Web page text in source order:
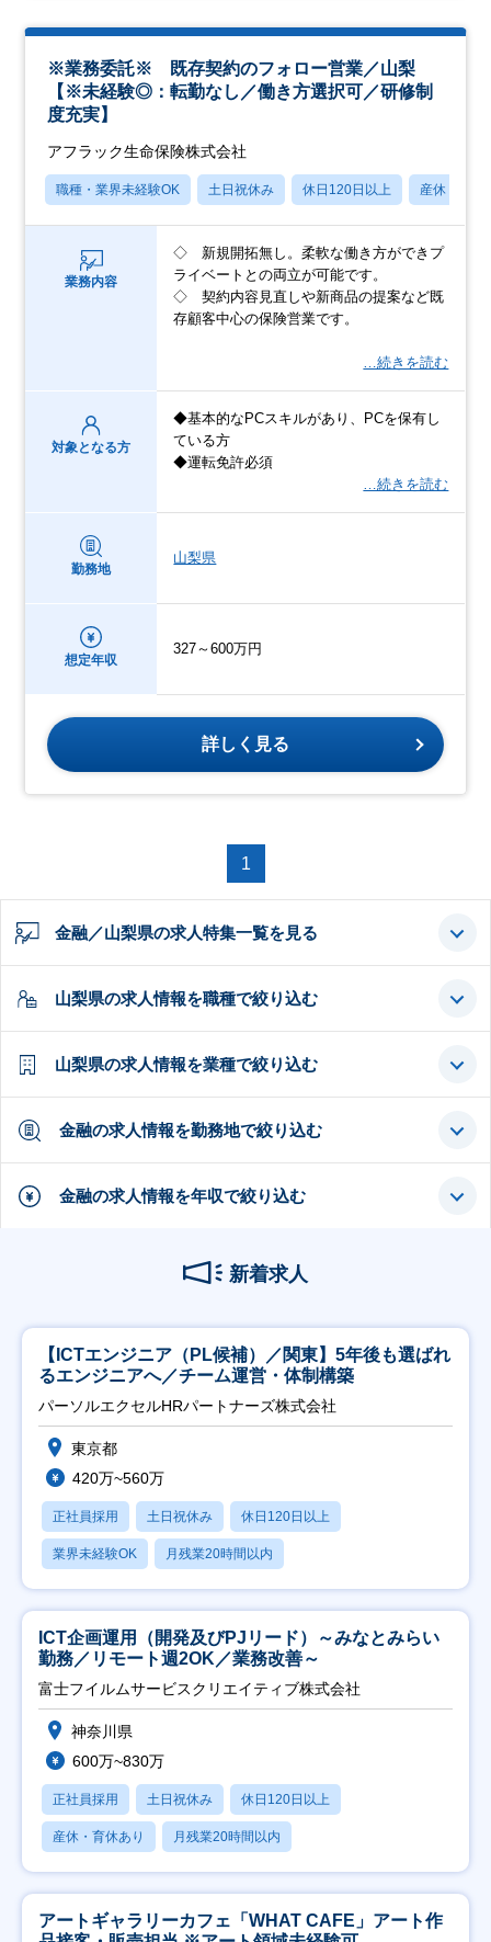
※業務委託※ 既存契約のフォロー営業／山梨
【※未経験◎：転勤なし／働き方選択可／研修制
度充実】
アフラック生命保険株式会社
職種・業界未経験OK 土日祝休み 休日120日以上 産休・育休
業務内容
◇ 新規開拓無し。柔軟な働き方ができプ
ライベートとの両立が可能です。
◇ 契約内容見直しや新商品の提案など既
存顧客中心の保険営業です。
…続きを読む
対象となる方
◆基本的なPCスキルがあり、PCを保有し
ている方
◆運転免許必須
…続きを読む
勤務地
山梨県
想定年収
327～600万円
詳しく見る
1
金融／山梨県の求人特集一覧を見る
山梨県の求人情報を職種で絞り込む
山梨県の求人情報を業種で絞り込む
金融の求人情報を勤務地で絞り込む
金融の求人情報を年収で絞り込む
新着求人
【ICTエンジニア（PL候補）／関東】5年後も選ばれ
るエンジニアへ／チーム運営・体制構築
パーソルエクセルHRパートナーズ株式会社
東京都
420万~560万
正社員採用 土日祝休み 休日120日以上
業界未経験OK 月残業20時間以内
ICT企画運用（開発及びPJリード）～みなとみらい
勤務／リモート週2OK／業務改善～
富士フイルムサービスクリエイティブ株式会社
神奈川県
600万~830万
正社員採用 土日祝休み 休日120日以上
産休・育休あり 月残業20時間以内
アートギャラリーカフェ「WHAT CAFE」アート作